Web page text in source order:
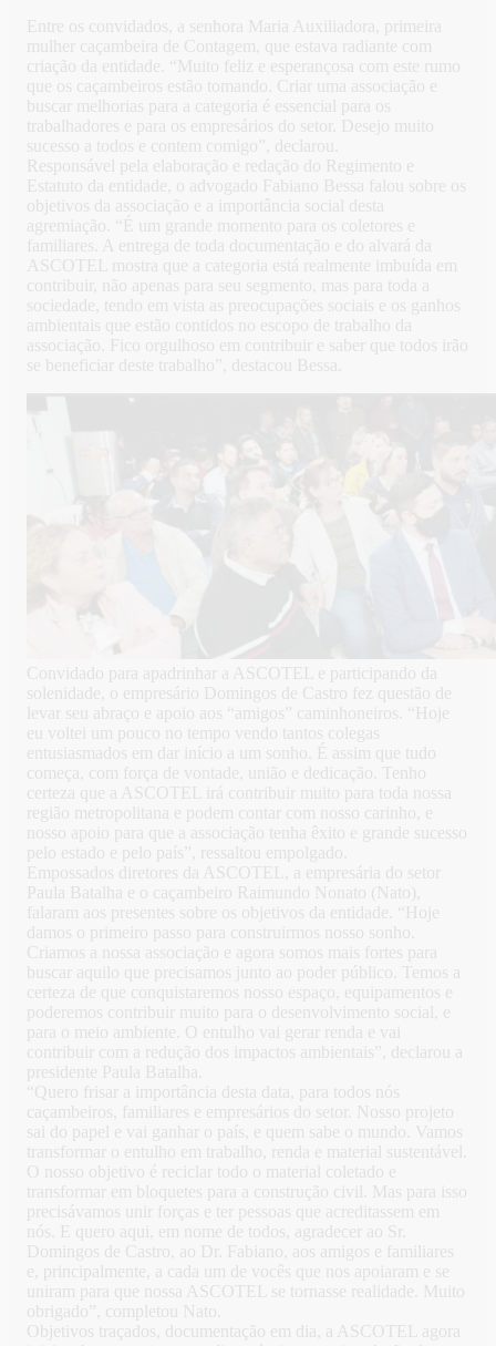
Entre os convidados, a senhora Maria Auxiliadora, primeira
mulher caçambeira de Contagem, que estava radiante com
criação da entidade. “Muito feliz e esperançosa com este rumo
que os caçambeiros estão tomando. Criar uma associação e
buscar melhorias para a categoria é essencial para os
trabalhadores e para os empresários do setor. Desejo muito
sucesso a todos e contem comigo”, declarou.
Responsável pela elaboração e redação do Regimento e
Estatuto da entidade, o advogado Fabiano Bessa falou sobre os
objetivos da associação e a importância social desta
agremiação. “É um grande momento para os coletores e
familiares. A entrega de toda documentação e do alvará da
ASCOTEL mostra que a categoria está realmente imbuída em
contribuir, não apenas para seu segmento, mas para toda a
sociedade, tendo em vista as preocupações sociais e os ganhos
ambientais que estão contidos no escopo de trabalho da
associação. Fico orgulhoso em contribuir e saber que todos irão
se beneficiar deste trabalho”, destacou Bessa.
Convidado para apadrinhar a ASCOTEL e participando da
solenidade, o empresário Domingos de Castro fez questão de
levar seu abraço e apoio aos “amigos” caminhoneiros. “Hoje
eu voltei um pouco no tempo vendo tantos colegas
entusiasmados em dar início a um sonho. É assim que tudo
começa, com força de vontade, união e dedicação. Tenho
certeza que a ASCOTEL irá contribuir muito para toda nossa
região metropolitana e podem contar com nosso carinho, e
nosso apoio para que a associação tenha êxito e grande sucesso
pelo estado e pelo país”, ressaltou empolgado.
Empossados diretores da ASCOTEL, a empresária do setor
Paula Batalha e o caçambeiro Raimundo Nonato (Nato),
falaram aos presentes sobre os objetivos da entidade. “Hoje
damos o primeiro passo para construirmos nosso sonho.
Criamos a nossa associação e agora somos mais fortes para
buscar aquilo que precisamos junto ao poder público. Temos a
certeza de que conquistaremos nosso espaço, equipamentos e
poderemos contribuir muito para o desenvolvimento social, e
para o meio ambiente. O entulho vai gerar renda e vai
contribuir com a redução dos impactos ambientais”, declarou a
presidente Paula Batalha.
“Quero frisar a importância desta data, para todos nós
caçambeiros, familiares e empresários do setor. Nosso projeto
sai do papel e vai ganhar o país, e quem sabe o mundo. Vamos
transformar o entulho em trabalho, renda e material sustentável.
O nosso objetivo é reciclar todo o material coletado e
transformar em bloquetes para a construção civil. Mas para isso
precisávamos unir forças e ter pessoas que acreditassem em
nós. E quero aqui, em nome de todos, agradecer ao Sr.
Domingos de Castro, ao Dr. Fabiano, aos amigos e familiares
e, principalmente, a cada um de vocês que nos apoiaram e se
uniram para que nossa ASCOTEL se tornasse realidade. Muito
obrigado”, completou Nato.
Objetivos traçados, documentação em dia, a ASCOTEL agora